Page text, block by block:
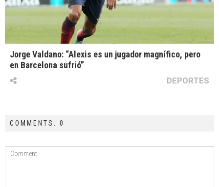
Jorge Valdano: “Alexis es un jugador magnífico, pero
en Barcelona sufrió”
DEPORTES
COMMENTS: 0